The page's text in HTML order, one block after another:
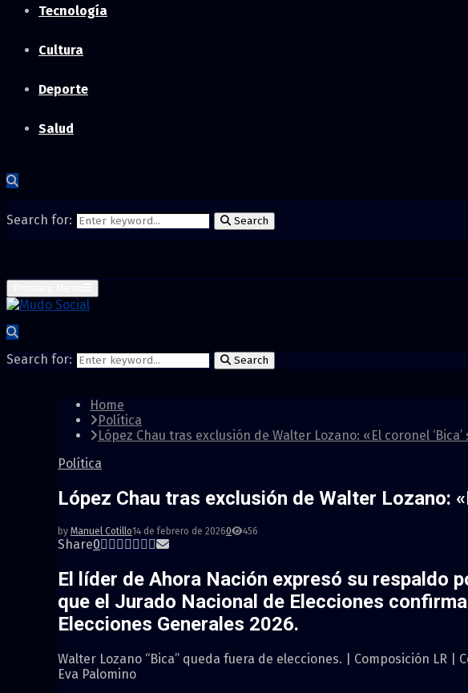
Tecnología
Cultura
Deporte
Salud
Search for: Search
Search for: Search
Home
Política
López Chau tras exclusión de Walter Lozano: «El coronel
Política
López Chau tras exclusión de Walter Lozano:
by Manuel Cotillo14 de febrero de 20260 456
Share0
El líder de Ahora Nación expresó su respaldo
que el Jurado Nacional de Elecciones
Elecciones Generales 2026.
Walter Lozano “Bica” queda fuera de elecciones. | Composición LR |
Eva Palomino